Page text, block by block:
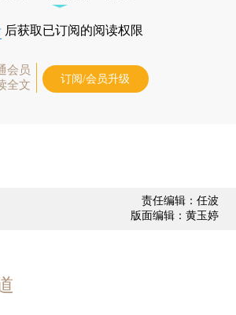
后获取已订阅的阅读权限
会员
全文
订阅/会员升级
责任编辑：任波
版面编辑：黄玉婷